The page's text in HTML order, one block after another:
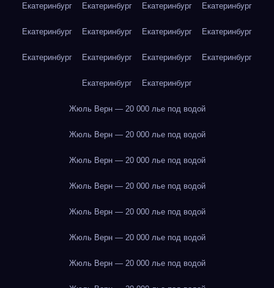
Екатеринбург Екатеринбург Екатеринбург Екатеринбург
Екатеринбург Екатеринбург Екатеринбург Екатеринбург
Екатеринбург Екатеринбург Екатеринбург Екатеринбург
Екатеринбург Екатеринбург
Жюль Верн — 20 000 лье под водой
Жюль Верн — 20 000 лье под водой
Жюль Верн — 20 000 лье под водой
Жюль Верн — 20 000 лье под водой
Жюль Верн — 20 000 лье под водой
Жюль Верн — 20 000 лье под водой
Жюль Верн — 20 000 лье под водой